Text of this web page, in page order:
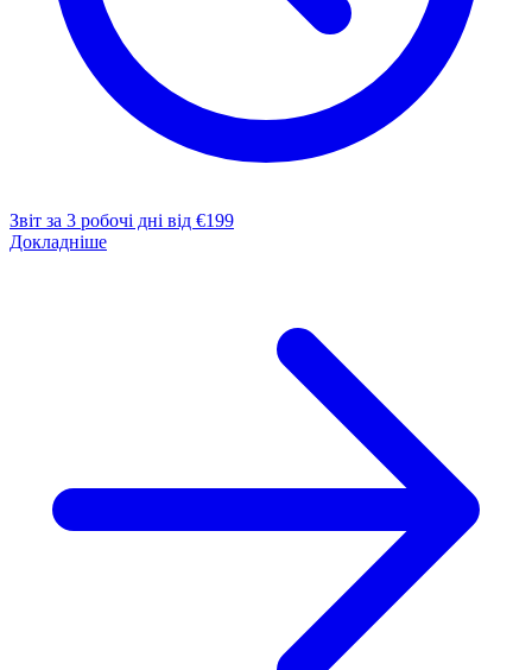
Звіт за 3 робочі дні від €199
Докладніше